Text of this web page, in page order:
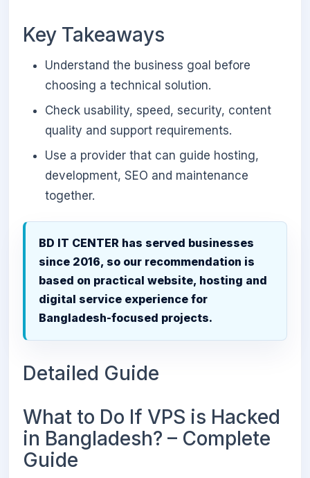
Key Takeaways
Understand the business goal before
choosing a technical solution.
Check usability, speed, security, content
quality and support requirements.
Use a provider that can guide hosting,
development, SEO and maintenance
together.
BD IT CENTER has served businesses
since 2016, so our recommendation is
based on practical website, hosting and
digital service experience for
Bangladesh-focused projects.
Detailed Guide
What to Do If VPS is Hacked
in Bangladesh? – Complete
Guide